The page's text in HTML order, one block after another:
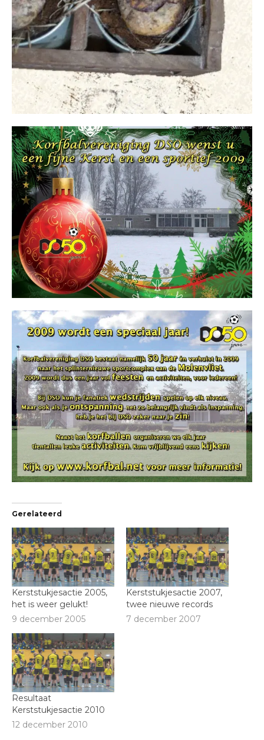
Gerelateerd
Kerststukjesactie 2005,
het is weer gelukt!
9 december 2005
Kerststukjesactie 2007,
twee nieuwe records
7 december 2007
Resultaat
Kerststukjesactie 2010
12 december 2010